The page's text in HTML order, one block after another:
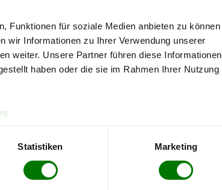
Funktionen für soziale Medien anbieten zu können
wir Informationen zu Ihrer Verwendung unserer
weiter. Unsere Partner führen diese Informationen
haben oder die sie im Rahmen Ihrer Nutzung
Statistiken Marketing